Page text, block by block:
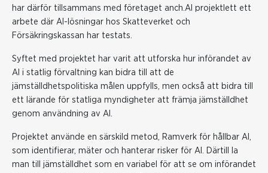
har därför tillsammans med företaget anch.AI projektlett ett
arbete där AI-lösningar hos Skatteverket och
Försäkringskassan har testats.
Syftet med projektet har varit att utforska hur införandet av
AI i statlig förvaltning kan bidra till att de
jämställdhetspolitiska målen uppfylls, men också att bidra till
ett lärande för statliga myndigheter att främja jämställdhet
genom användning av AI.
Projektet använde en särskild metod, Ramverk för hållbar AI,
som identifierar, mäter och hanterar risker för AI. Därtill la
man till jämställdhet som en variabel för att se om införandet